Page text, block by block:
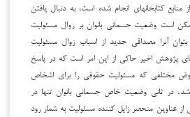
منابع کتابخانه­ای انجام شده است، به دنبال یافتن
است وضعیت جسمانی بانوان بر زوال مسئولیت
بتوان آنرا مصداقی جدید از اسباب زوال مسئولیت
پژوهش اخیر حاکی از این امر است که در پاسخ
مختلفی که مسئولیت حقوقی را برای اشخاص
در ثانی وضعیت خاص جسمانی بانوان تنها در
از عناوین منحصر زایل کننده مسئولیت به شمار رود